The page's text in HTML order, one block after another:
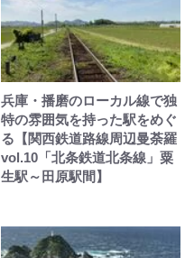
兵庫・播磨のローカル線で独
特の雰囲気を持った駅をめぐ
る【関西鉄道路線周辺曼荼羅
vol.10「北条鉄道北条線」粟
生駅～田原駅間】